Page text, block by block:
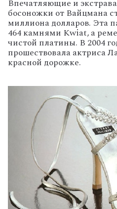
Впечатляющие и
босоножки от Вайцмана
миллиона долларов. Эта
464 камнями Kwiat, а
чистой платины. В 2004
прошествовала актриса
красной дорожке.